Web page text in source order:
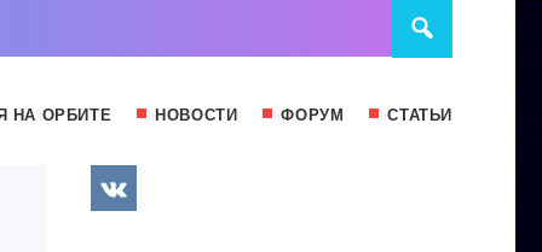
НА ОРБИТЕ НОВОСТИ ФОРУМ СТАТЬИ